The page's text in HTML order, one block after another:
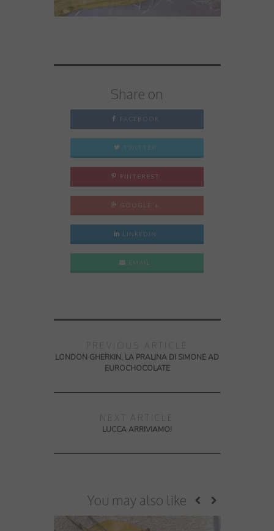
Share on
FACEBOOK
TWITTER
PINTEREST
GOOGLE +
LINKEDIN
EMAIL
LONDON GHERKIN, LA PRALINA DI SIMONE AD
EUROCHOCOLATE
LUCCA ARRIVIAMO!
You may also like